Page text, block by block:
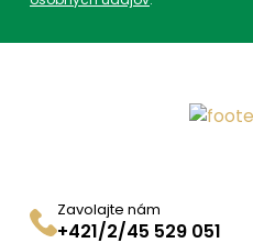
Zavolajte nám
+421/2/45 529 051